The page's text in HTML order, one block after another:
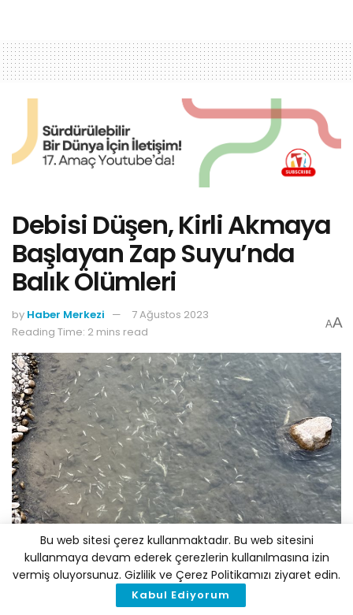
Debisi Düşen, Kirli Akmaya
Başlayan Zap Suyu’nda
Balık Ölümleri
by Haber Merkezi
7 Ağustos 2023
Reading Time: 2 mins read
AA
Bu web sitesi çerez kullanmaktadır. Bu web sitesini
kullanmaya devam ederek çerezlerin kullanılmasına izin
vermiş oluyorsunuz. Gizlilik ve Çerez Politikamızı ziyaret edin.
Kabul Ediyorum